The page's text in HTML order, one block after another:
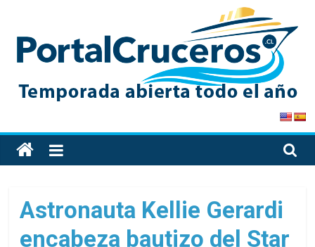
content
PortalCruceros
Toda
la
cruceros
en
Astronauta Kellie Gerardi
encabeza bautizo del Star